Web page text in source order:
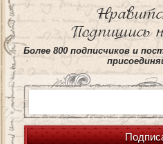
Подпишись
Более 800 подписчиков и